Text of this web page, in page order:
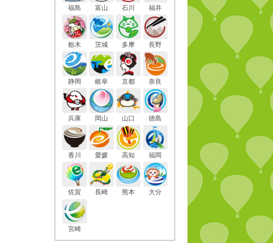
福島 富山 石川 福井
栃木 茨城 多摩 長野
静岡 岐阜 京都 奈良
兵庫 岡山 山口 徳島
香川 愛媛 高知 福岡
佐賀 長崎 熊本 大分
宮崎